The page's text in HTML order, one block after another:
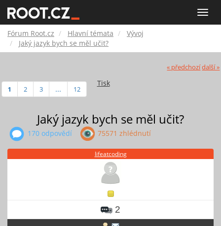
Toggle
Root.cz
Fórum Root.cz Hlavní témata
Vývoj
Jaký jazyk bych se měl učit?
« předchozídalší »
Tisk
1 2 3 ... 12
Jaký jazyk bych se měl učit?
170 odpovědí 75571 zhlédnutí
lifeatcoding
2